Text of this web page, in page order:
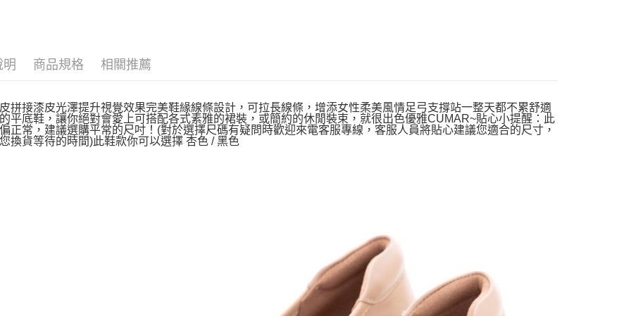
明 商品規格 相關推薦
拼接漆皮光澤提升視覺效果完美鞋緣線條設計，可拉長線條，增添女性柔美風情足弓支撐站一整天都不累舒適
平底鞋，讓你絕對會愛上可搭配各式素雅的裙裝，或簡約的休閒裝束，就很出色優雅CUMAR~貼心小提醒：此
正常，建議選購平常的尺吋！(對於選擇尺碼有疑問時歡迎來電客服專線，客服人員將貼心建議您適合的尺寸，
換貨等待的時間)此鞋款你可以選擇 杏色 / 黑色